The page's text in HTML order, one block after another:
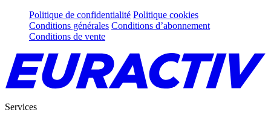
Politique de confidentialité Politique cookies
Conditions générales Conditions d’abonnement
Conditions de vente
Services